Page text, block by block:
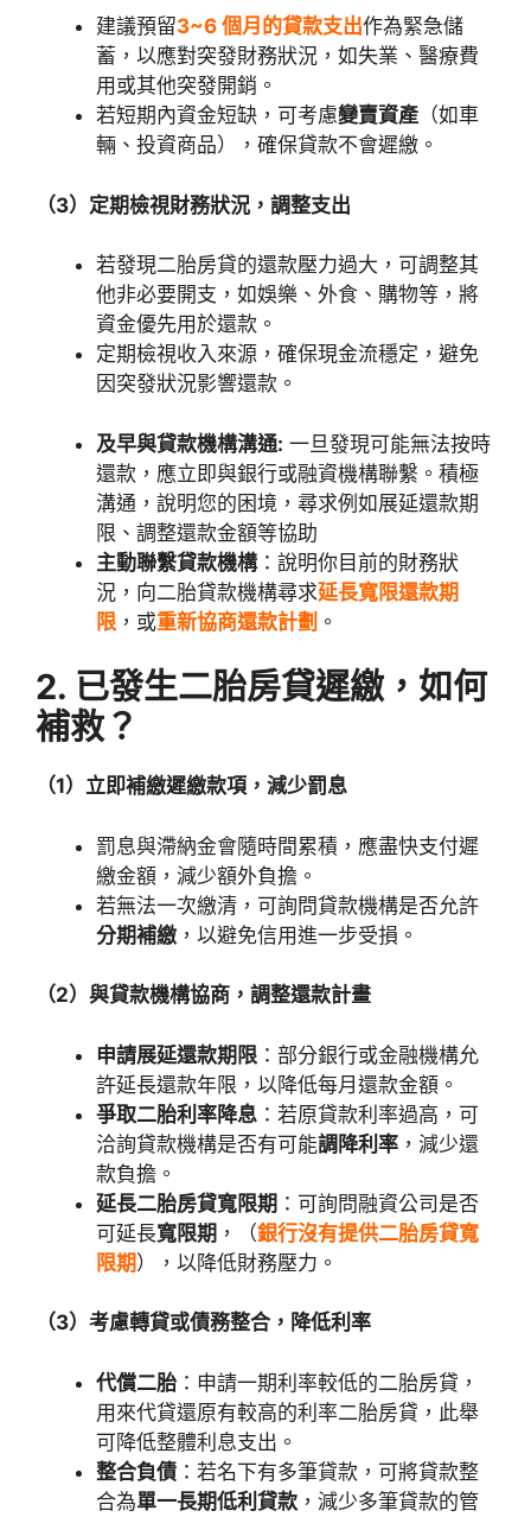
建議預留3~6 個月的貸款支出作為緊急儲
蓄，以應對突發財務狀況，如失業、醫療費
用或其他突發開銷。
若短期內資金短缺，可考慮變賣資產 （如車
輛、投資商品），確保貸款不會遲繳。
（3）定期檢視財務狀況，調整支出
若發現二胎房貸的還款壓力過大，可調整其
他非必要開支，如娛樂、外食、購物等，將
資金優先用於還款。
定期檢視收入來源，確保現金流穩定，避免
因突發狀況影響還款。
及早與貸款機構溝通: 一旦發現可能無法按時
還款，應立即與銀行或融資機構聯繫。積極
溝通，說明您的困境，尋求例如展延還款期
限、調整還款金額等協助
主動聯繫貸款機構：說明你目前的財務狀
況，向二胎貸款機構尋求延長寬限還款期
限 ，或重新協商還款計劃 。
2. 已發生二胎房貸遲繳，如何
補救？
（1）立即補繳遲繳款項，減少罰息
罰息與滯納金會隨時間累積，應盡快支付遲
繳金額，減少額外負擔。
若無法一次繳清，可詢問貸款機構是否允許
分期補繳 ，以避免信用進一步受損。
（2）與貸款機構協商，調整還款計畫
申請展延還款期限 ：部分銀行或金融機構允
許延長還款年限，以降低每月還款金額。
爭取二胎利率降息 ：若原貸款利率過高，可
洽詢貸款機構是否有可能調降利率 ，減少還
款負擔。
延長二胎房貸寬限期 ：可詢問融資公司是否
可延長寬限期 ，（銀行沒有提供二胎房貸寬
限期），以降低財務壓力。
（3）考慮轉貸或債務整合，降低利率
代償二胎 ：申請一期利率較低的二胎房貸，
用來代貸還原有較高的利率二胎房貸，此舉
可降低整體利息支出。
整合負債 ：若名下有多筆貸款，可將貸款整
合為單一長期低利貸款 ，減少多筆貸款的管